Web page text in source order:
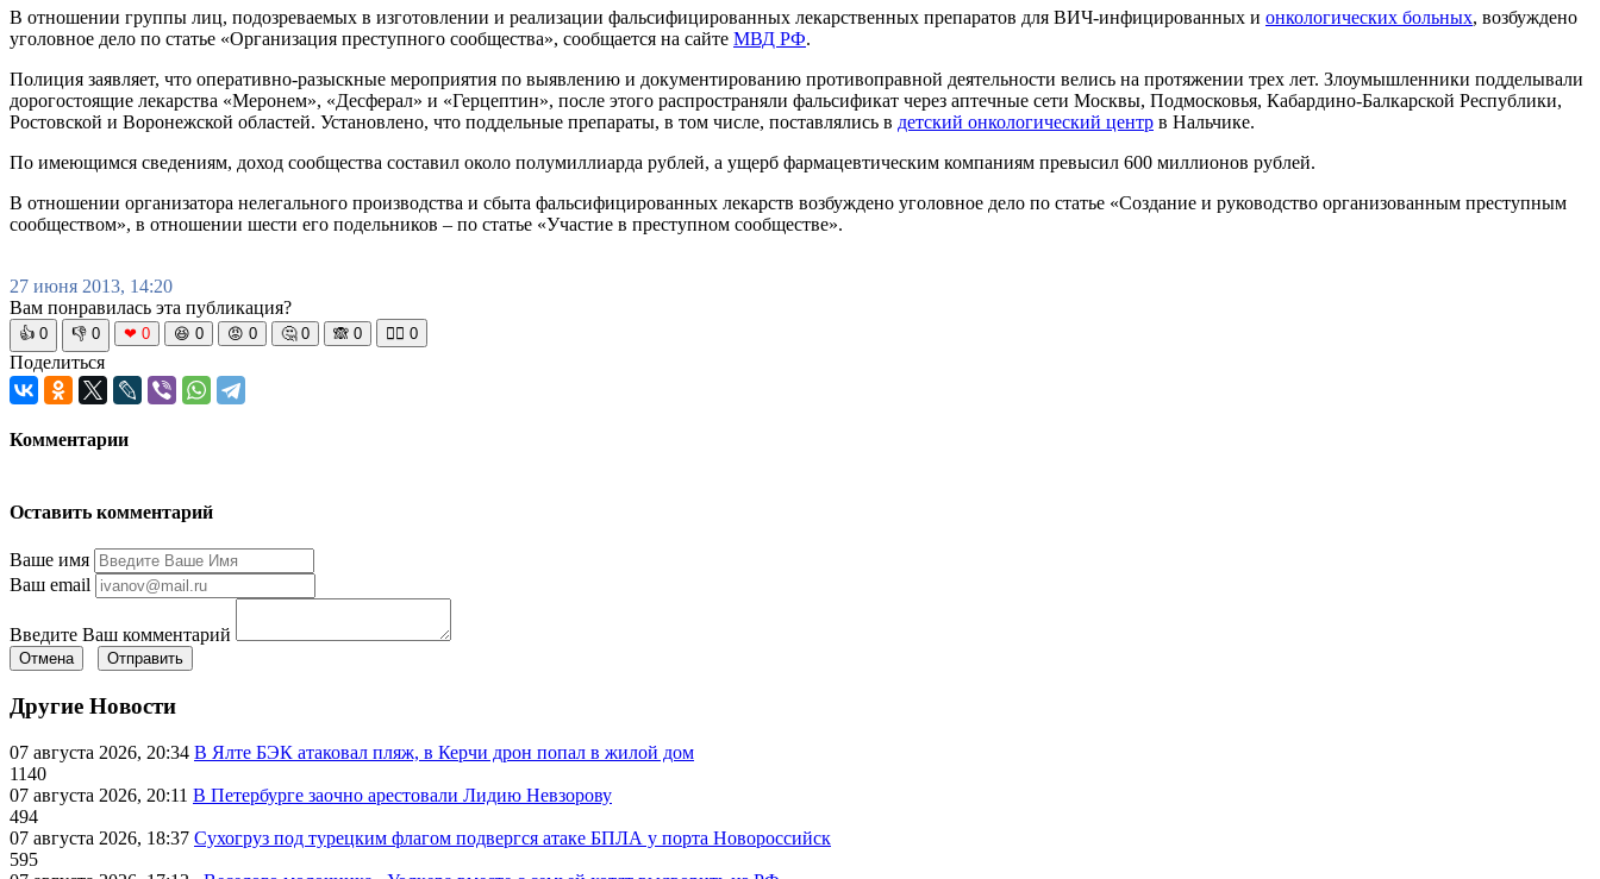
В отношении группы лиц, подозреваемых в изготовлении и реализации фальсифицированных лекарственных препаратов для ВИЧ-инфицированных и онкологических больных, возбуждено
уголовное дело по статье «Организация преступного сообщества», сообщается на сайте МВД РФ.
Полиция заявляет, что оперативно-разыскные мероприятия по выявлению и документированию противоправной деятельности велись на протяжении трех лет. Злоумышленники подделывали
дорогостоящие лекарства «Меронем», «Десферал» и «Герцептин», после этого распространяли фальсификат через аптечные сети Москвы, Подмосковья, Кабардино-Балкарской Республики,
Ростовской и Воронежской областей. Установлено, что поддельные препараты, в том числе, поставлялись в детский онкологический центр в Нальчике.
По имеющимся сведениям, доход сообщества составил около полумиллиарда рублей, а ущерб фармацевтическим компаниям превысил 600 миллионов рублей.
В отношении организатора нелегального производства и сбыта фальсифицированных лекарств возбуждено уголовное дело по статье «Создание и руководство организованным преступным
сообществом», в отношении шести его подельников – по статье «Участие в преступном сообществе».
27 июня 2013, 14:20
Вам понравилась эта публикация?
👍 0 👎 0 ❤ 0 😆 0 😡 0 🤔 0 🙈 0 🧘‍♀️ 0
Поделиться
Комментарии
Оставить комментарий
Ваше имя
Ваш email
Введите Ваш комментарий
Отмена Отправить
Другие Новости
07 августа 2026, 20:34 В Ялте БЭК атаковал пляж, в Керчи дрон попал в жилой дом
1140
07 августа 2026, 20:11 В Петербурге заочно арестовали Лидию Невзорову
494
07 августа 2026, 18:37 Сухогруз под турецким флагом подвергся атаке БПЛА у порта Новороссийск
595